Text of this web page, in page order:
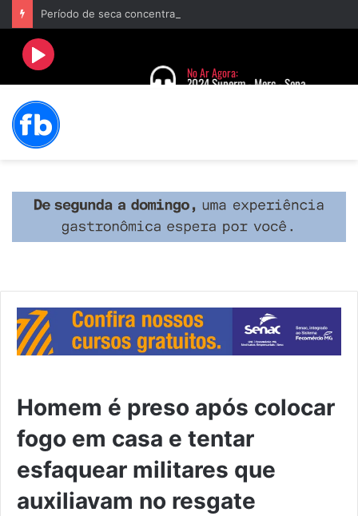
Homem é preso após colocar
fogo em casa e tentar
esfaquear militares que
auxiliavam no resgate